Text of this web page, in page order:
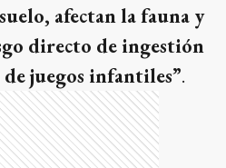
afectan la fauna y
directo de ingestión
juegos infantiles”.